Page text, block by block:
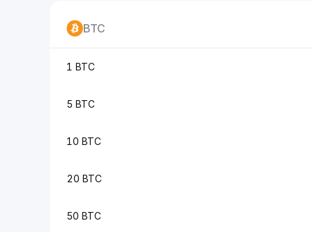
BTC
1 BTC
5 BTC
10 BTC
20 BTC
50 BTC